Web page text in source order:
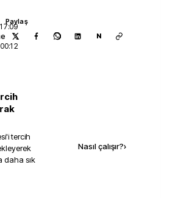
Paylaş
N
'i tercih
daha sık
Nasıl çalışır?›